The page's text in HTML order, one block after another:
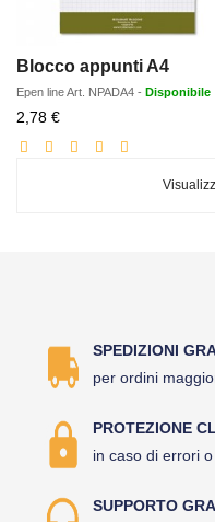
Blocco appunti A4
Epen lineArt. NPADA4 - Disponibile
2,78 €Prezzo
scontato
SPEDIZIONI
per ordini
PROTEZIONE
in caso di errori
SUPPORTO